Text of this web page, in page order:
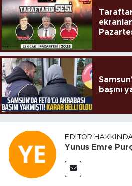
başını
EDITÖR HAKKINDA
Yunus Emre